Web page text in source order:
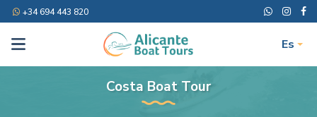
+34 694 443 820
Es
Costa Boat Tour